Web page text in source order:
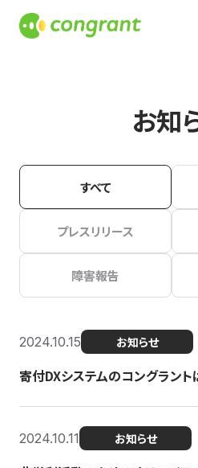
お知
すべて
プレスリリース
障害報告
2024.10.15 お知らせ
寄付DXシステムのコングラン
2024.10.11 お知らせ